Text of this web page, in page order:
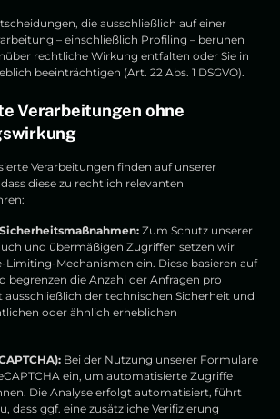
die ausschließlich auf einer
– einschließlich Profiling – beruhen
rechtliche Wirkung entfalten oder Sie in
beeinträchtigen (Art. 22 Abs. 1 DSGVO).
Verarbeitungen ohne
Verarbeitungen finden auf unserer
diese zu rechtlich relevanten
Zum Schutz unserer
und übermäßigen Zugriffen setzen wir
Mechanismen ein. Diese basieren auf
begrenzen die Anzahl der Anfragen pro
ausschließlich der technischen Sicherheit und
oder ähnlich erheblichen
Bei der Nutzung unserer Formulare
ein, um automatisierte Zugriffe
Die Analyse erfolgt automatisiert, führt
dass ggf. eine zusätzliche Verifizierung